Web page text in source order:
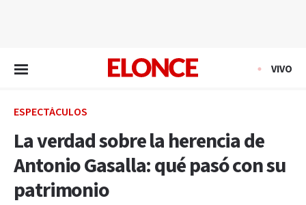
VIVO
ESPECTÁCULOS
La verdad sobre la herencia de
Antonio Gasalla: qué pasó con su
patrimonio